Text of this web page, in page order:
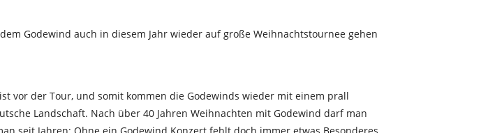
Godewind auch in diesem Jahr wieder auf große Weihnachtstournee gehen
vor der Tour, und somit kommen die Godewinds wieder mit einem prall
Landschaft. Nach über 40 Jahren Weihnachten mit Godewind darf man